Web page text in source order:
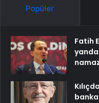
Popüler
Fatih
yanda